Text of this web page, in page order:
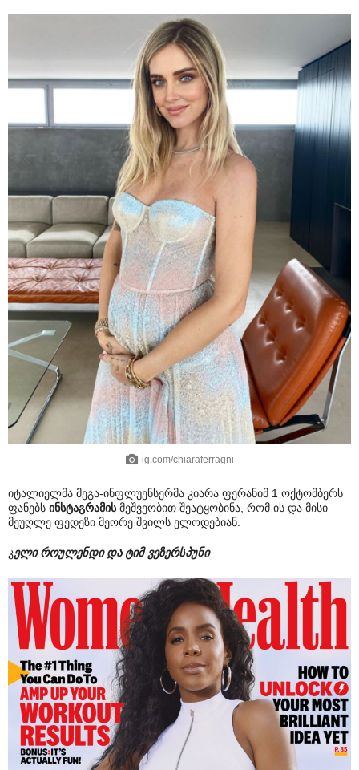
ig.com/chiaraferragni
იტალიელმა მეგა-ინფლუენსერმა კიარა ფერანიმ 1 ოქტომბერს
ფანებს ინსტაგრამისმეშვეობით შეატყობინა, რომ ის და მისი
მეუღლე ფედეზი მეორე შვილს ელოდებიან.
კელი როულენდი და ტიმ ვეზერსპუნი